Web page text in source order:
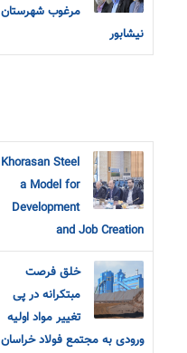
مرغوب شهرستان
نیشابور
Khorasan Steel
a Model for
Development
and Job Creation
خلق فرصت
مبتکرانه در پی
تغییر مواد اولیه
ورودی به مجتمع فولاد خراسان